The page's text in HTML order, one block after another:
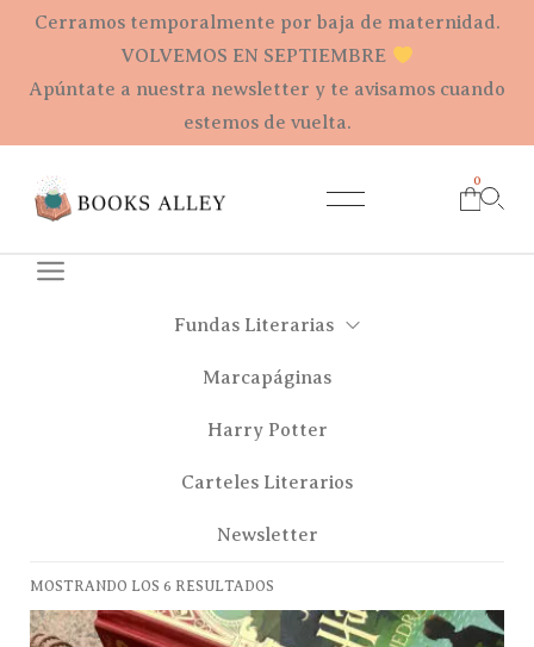
Cerramos temporalmente por baja de maternidad.
VOLVEMOS EN SEPTIEMBRE
Apúntate a nuestra newsletter y te avisamos cuando
estemos de vuelta.
0
Fundas Literarias
Marcapáginas
Harry Potter
Carteles Literarios
Newsletter
MOSTRANDO LOS 6 RESULTADOS